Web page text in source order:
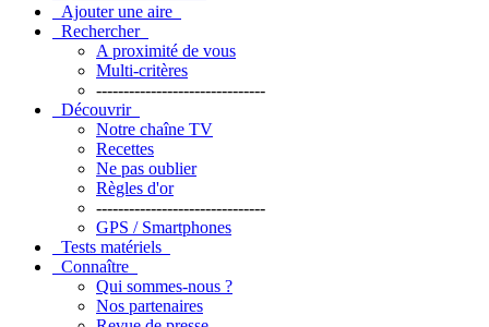
Ajouter une aire
Rechercher
A proximité de vous
Multi-critères
-------------------------------
Découvrir
Notre chaîne TV
Recettes
Ne pas oublier
Règles d'or
-------------------------------
GPS / Smartphones
Tests matériels
Connaître
Qui sommes-nous ?
Nos partenaires